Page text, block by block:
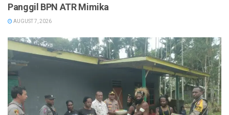
Panggil BPN ATR Mimika
AUGUST 7, 2026